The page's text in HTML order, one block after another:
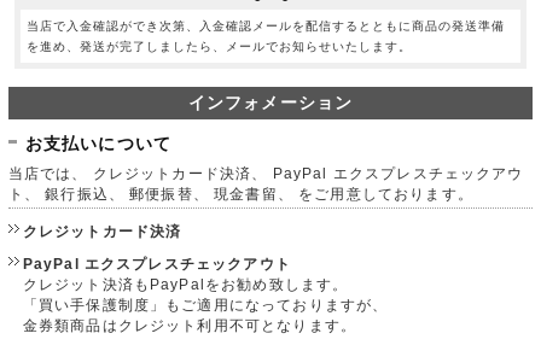
当店で入金確認ができ次第、入金確認メールを配信するとともに商品の発送準備
を進め、発送が完了しましたら、メールでお知らせいたします。
インフォメーション
お支払いについて
当店では、 クレジットカード決済、 PayPal エクスプレスチェックアウ
ト、 銀行振込、 郵便振替、 現金書留、 をご用意しております。
クレジットカード決済
PayPal エクスプレスチェックアウト
クレジット決済もPayPalをお勧め致します。
「買い手保護制度」もご適用になっておりますが、
金券類商品はクレジット利用不可となります。